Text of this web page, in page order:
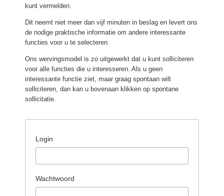
kunt vermelden.
Dit neemt niet meer dan vijf minuten in beslag en levert ons
de nodige praktische informatie om andere interessante
functies voor u te selecteren.
Ons wervingsmodel is zo uitgewerkt dat u kunt solliciteren
voor alle functies die u interesseren. Als u geen
interessante functie ziet, maar graag spontaan wilt
solliciteren, dan kan u bovenaan klikken op spontane
sollicitatie.
Login
Wachtwoord